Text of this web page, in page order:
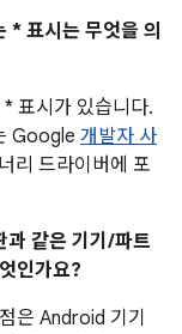
표시는 무엇을 의
표시가 있습니다.
Google 개발자 사
리 드라이버에 포
같은 기기/파트
인가요?
은 Android 기기